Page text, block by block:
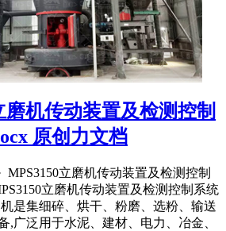
磨机传动装置及检测控制
原创力文档
MPS3150立磨机传动装置及检测控制
立磨机传动装置及检测控制系统
是集细碎、烘干、粉磨、选粉、输送
,广泛用于水泥、建材、电力、冶金、